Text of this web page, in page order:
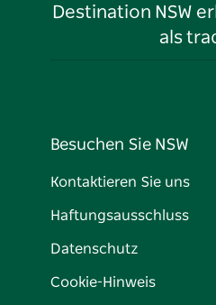
Destination NSW
als
Besuchen Sie NSW
Kontaktieren Sie uns
Haftungsausschluss
Datenschutz
Cookie-Hinweis